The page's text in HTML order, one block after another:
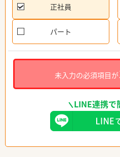
正社員
パート
未入力の必須項目が
LINE連携で